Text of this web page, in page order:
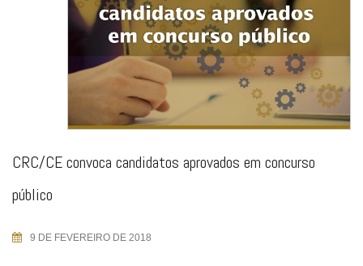
CRC/CE convoca candidatos aprovados em concurso
público
9 DE FEVEREIRO DE 2018